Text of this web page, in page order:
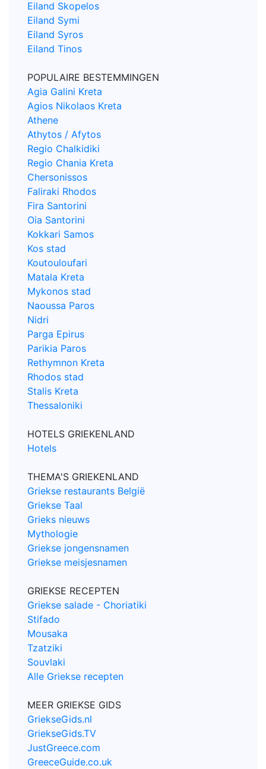
Eiland Skopelos
Eiland Symi
Eiland Syros
Eiland Tinos
POPULAIRE BESTEMMINGEN
Agia Galini Kreta
Agios Nikolaos Kreta
Athene
Athytos / Afytos
Regio Chalkidiki
Regio Chania Kreta
Chersonissos
Faliraki Rhodos
Fira Santorini
Oia Santorini
Kokkari Samos
Kos stad
Koutouloufari
Matala Kreta
Mykonos stad
Naoussa Paros
Nidri
Parga Epirus
Parikia Paros
Rethymnon Kreta
Rhodos stad
Stalis Kreta
Thessaloniki
HOTELS GRIEKENLAND
Hotels
THEMA'S GRIEKENLAND
Griekse restaurants België
Griekse Taal
Grieks nieuws
Mythologie
Griekse jongensnamen
Griekse meisjesnamen
GRIEKSE RECEPTEN
Griekse salade - Choriatiki
Stifado
Mousaka
Tzatziki
Souvlaki
Alle Griekse recepten
MEER GRIEKSE GIDS
GriekseGids.nl
GriekseGids.TV
JustGreece.com
GreeceGuide.co.uk